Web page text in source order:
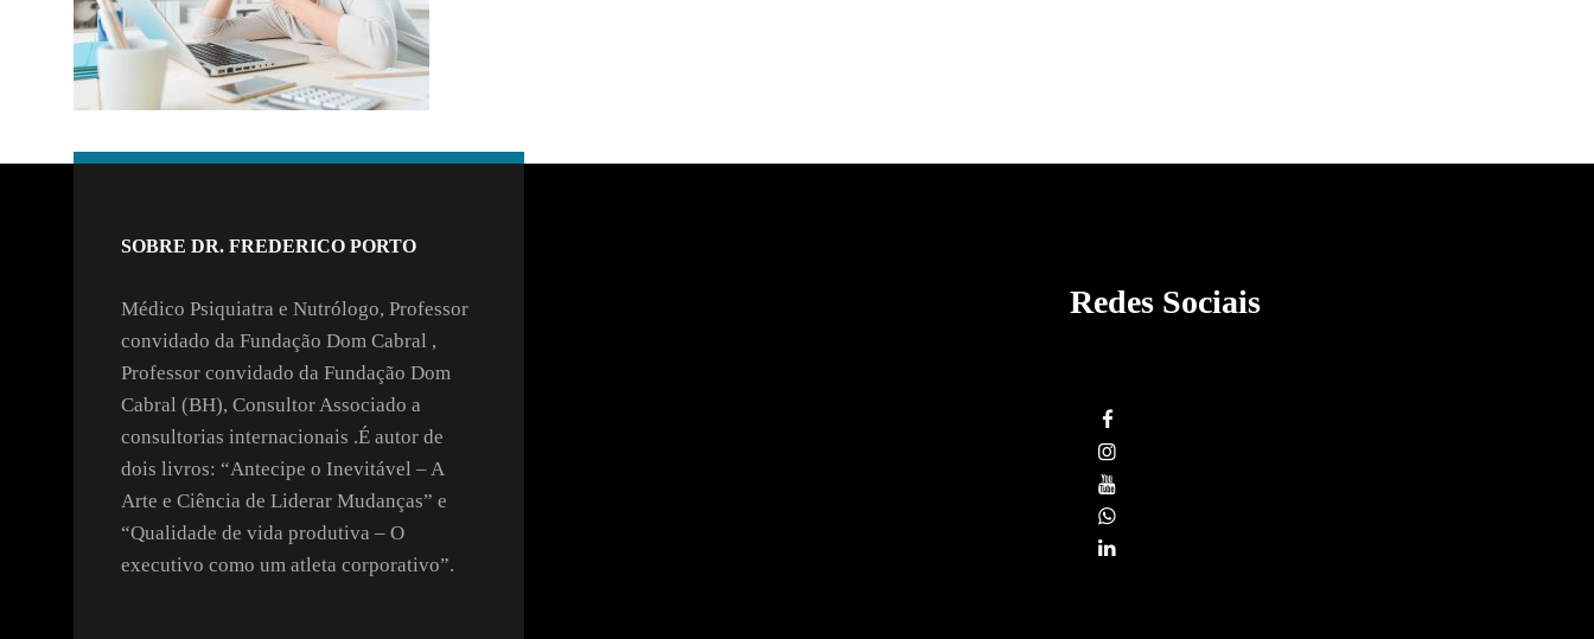
SOBRE DR. FREDERICO PORTO
Médico Psiquiatra e Nutrólogo, Professor
convidado da Fundação Dom Cabral ,
Professor convidado da Fundação Dom
Cabral (BH), Consultor Associado a
consultorias internacionais .É autor de
dois livros: “Antecipe o Inevitável – A
Arte e Ciência de Liderar Mudanças” e
“Qualidade de vida produtiva – O
executivo como um atleta corporativo”.
Redes Sociais